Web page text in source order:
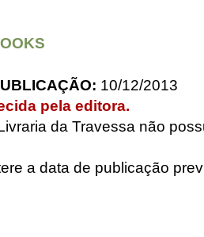
10/12/2013
pela editora.
da Travessa não
a data de publicação